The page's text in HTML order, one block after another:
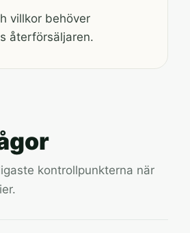
villkor behöver
återförsäljaren.
kontrollpunkterna när